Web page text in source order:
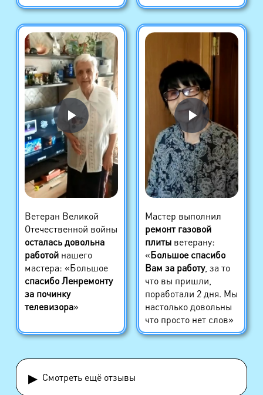
Ветеран Великой
Отечественной войны
осталась довольна
работойнашего
мастера: «Большое
спасибо Ленремонту
за починку
телевизора»
Мастер выполнил
ремонт газовой
плитыветерану:
«Большое спасибо
Вам за работу, за то
что вы пришли,
поработали 2 дня. Мы
настолько довольны
что просто нет слов»
▸ Смотреть ещё отзывы